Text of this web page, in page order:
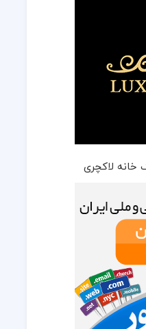
لاکچری